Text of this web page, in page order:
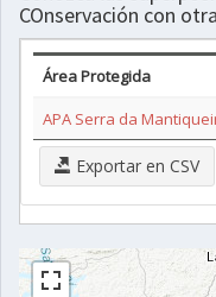
COnservación con
Área Protegida
APA Serra da
Exportar en CSV